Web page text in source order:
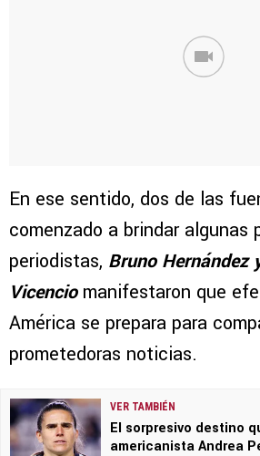
En ese sentido, dos de las
comenzado a brindar algunas
periodistas, Bruno Hernández
Vicenciomanifestaron que
América se prepara para
prometedoras noticias.
VER TAMBIÉN
El sorpresivo destino
americanista Andrea